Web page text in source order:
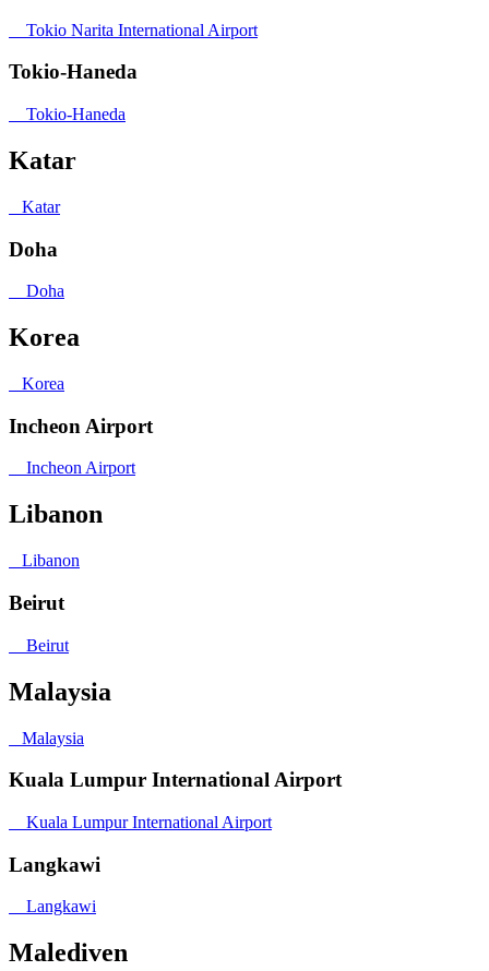
Tokio Narita International Airport
Tokio-Haneda
Tokio-Haneda
Katar
Katar
Doha
Doha
Korea
Korea
Incheon Airport
Incheon Airport
Libanon
Libanon
Beirut
Beirut
Malaysia
Malaysia
Kuala Lumpur International Airport
Kuala Lumpur International Airport
Langkawi
Langkawi
Malediven